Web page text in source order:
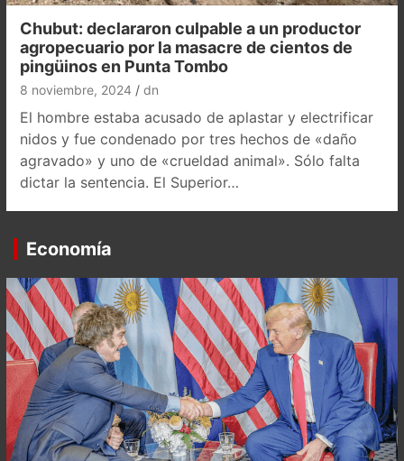
Chubut: declararon culpable a un productor
agropecuario por la masacre de cientos de
pingüinos en Punta Tombo
8 noviembre, 2024 dn
El hombre estaba acusado de aplastar y electrificar
nidos y fue condenado por tres hechos de «daño
agravado» y uno de «crueldad animal». Sólo falta
dictar la sentencia. El Superior…
Economía